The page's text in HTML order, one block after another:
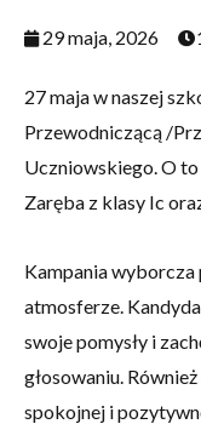
29 maja, 2026
27 maja w naszej
Przewodniczącą /
Uczniowskiego. O
Zaręba z klasy Ic
Kampania wyborcza
atmosferze.
swoje pomysły i
głosowaniu.
spokojnej i